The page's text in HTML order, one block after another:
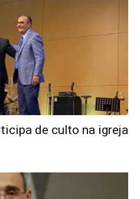
de culto na igreja